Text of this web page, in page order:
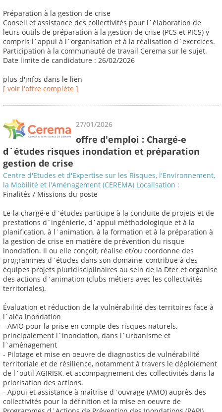
Préparation à la gestion de crise
Conseil et assistance des collectivités pour l`élaboration de
leurs outils de préparation à la gestion de crise (PCS et PICS) y
compris l`appui à l`organisation et à la réalisation d`exercices.
Participation à la communauté de travail Cerema sur le sujet.
Date limite de candidature : 26/02/2026
plus d'infos dans le lien
[ voir l'offre complète ]
27/01/2026
offre d'emploi : Chargé-e
d`études risques inondation et préparation
gestion de crise
Centre d'Etudes et d'Expertise sur les Risques, l'Environnement,
la Mobilité et l'Aménagement (CEREMA) Localisation :
Finalités / Missions du poste
Le-la chargé·e d`études participe à la conduite de projets et de
prestations d`ingénierie, d`appui méthodologique et à la
planification, à l`animation, à la formation et à la préparation à
la gestion de crise en matière de prévention du risque
inondation. Il ou elle conçoit, réalise et/ou coordonne des
programmes d`études dans son domaine, contribue à des
équipes projets pluridisciplinaires au sein de la Dter et organise
des actions d`animation (clubs métiers avec les collectivités
territoriales).
Évaluation et réduction de la vulnérabilité des territoires face à
l`aléa inondation
- AMO pour la prise en compte des risques naturels,
principalement l`inondation, dans l`urbanisme et
l`aménagement
- Pilotage et mise en oeuvre de diagnostics de vulnérabilité
territoriale et de résilience, notamment à travers le déploiement
de l`outil AGIRISK, et accompagnement des collectivités dans la
priorisation des actions.
- Appui et assistance à maîtrise d`ouvrage (AMO) auprès des
collectivités pour la définition et la mise en oeuvre de